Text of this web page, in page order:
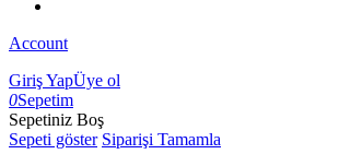
Account
Giriş YapÜye ol
0Sepetim
Sepetiniz Boş
Sepeti göster Siparişi Tamamla